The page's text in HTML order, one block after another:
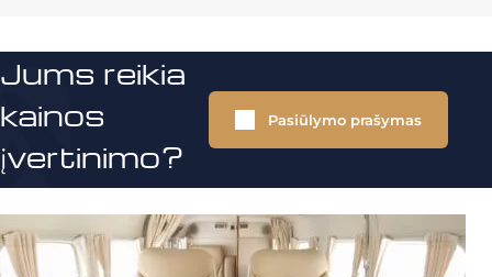
Jums reikia
kainos
įvertinimo?
Pasiūlymo prašymas